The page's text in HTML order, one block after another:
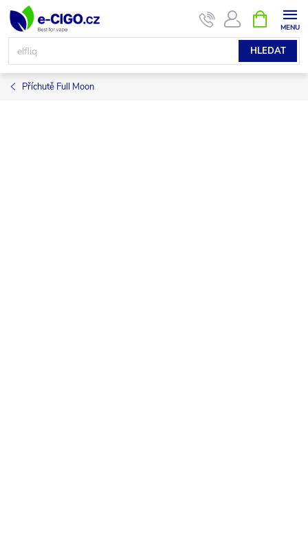
Přejít
obsah
HLEDAT
NÁKUPNÍ
KOŠÍK
Příchutě Full Moon